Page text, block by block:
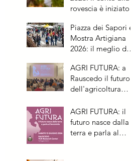
rovescia è iniziato
Piazza dei Sapori e
Mostra Artigiana
2026: il meglio del
vi aspetta a
Rauscedo
AGRI FUTURA: a
Rauscedo il futuro
dell'agricoltura
AGRI FUTURA: il
futuro nasce dalla
terra e parla al